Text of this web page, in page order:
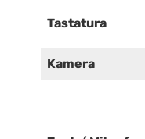
Tastatura
Kamera